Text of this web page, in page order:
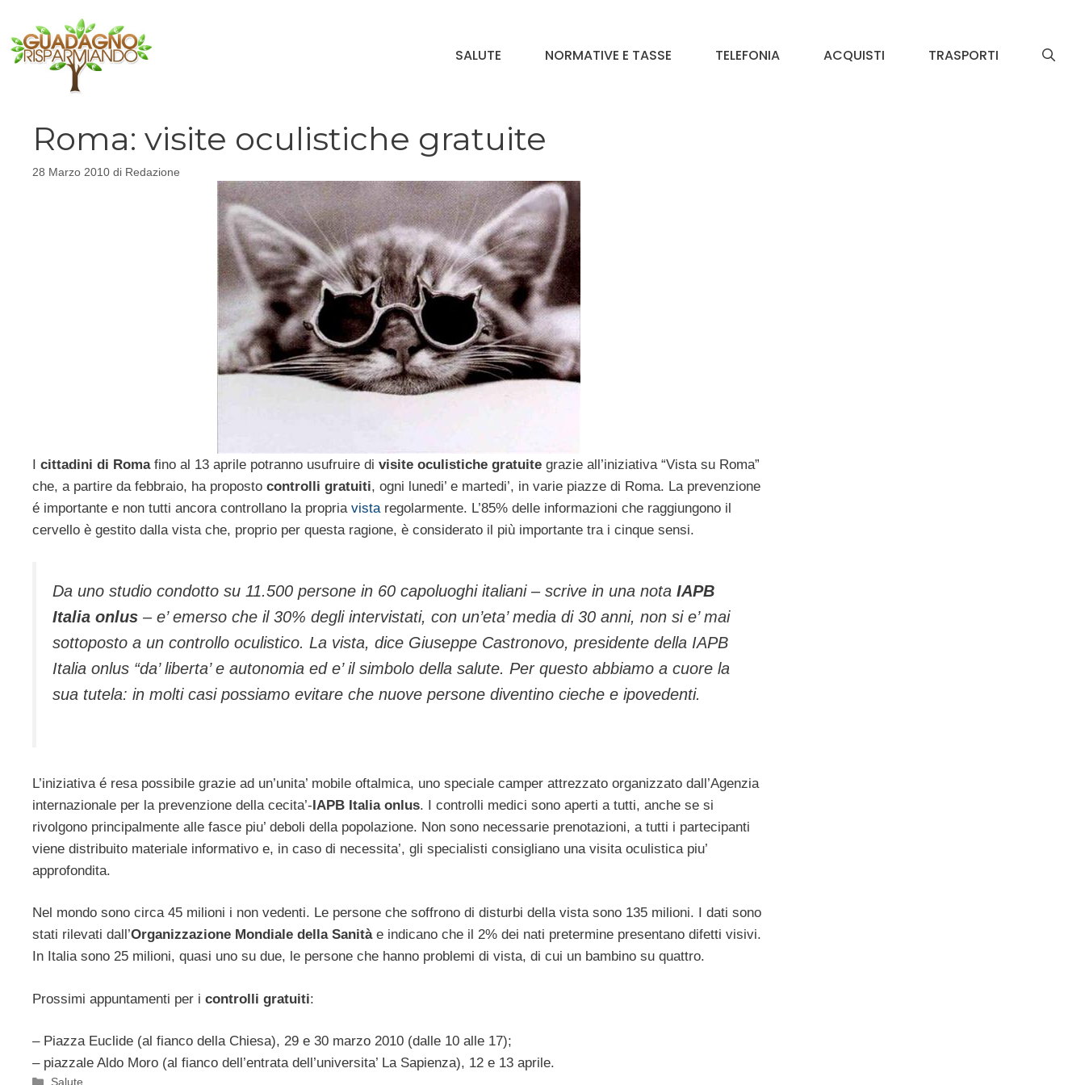
contenuto
SALUTE NORMATIVE E TASSE TELEFONIA ACQUISTI TRASPORTI
Roma: visite oculistiche gratuite
28 Marzo 2010 di Redazione
cittadini di Romafino al 13 aprile potranno usufruire di visite oculistiche gratuite grazie all’iniziativa “Vista su Roma”
che, a partire da febbraio, ha proposto controlli gratuiti, ogni lunedi’ e martedi’, in varie piazze di Roma. La prevenzione
é importante e non tutti ancora controllano la propria vistaregolarmente. L’85% delle informazioni che raggiungono il
cervello è gestito dalla vista che, proprio per questa ragione, è considerato il più importante tra i cinque sensi.
Da uno studio condotto su 11.500 persone in 60 capoluoghi italiani – scrive in una nota IAPB
Italia onlus – e’ emerso che il 30% degli intervistati, con un’eta’ media di 30 anni, non si e’ mai
sottoposto a un controllo oculistico. La vista, dice Giuseppe Castronovo, presidente della IAPB
Italia onlus “da’ liberta’ e autonomia ed e’ il simbolo della salute. Per questo abbiamo a cuore la
sua tutela: in molti casi possiamo evitare che nuove persone diventino cieche e ipovedenti.
L’iniziativa é resa possibile grazie ad un’unita’ mobile oftalmica, uno speciale camper attrezzato organizzato dall’Agenzia
internazionale per la prevenzione della cecita’-IAPB Italia onlus. I controlli medici sono aperti a tutti, anche se si
rivolgono principalmente alle fasce piu’ deboli della popolazione. Non sono necessarie prenotazioni, a tutti i partecipanti
viene distribuito materiale informativo e, in caso di necessita’, gli specialisti consigliano una visita oculistica piu’
approfondita.
Nel mondo sono circa 45 milioni i non vedenti. Le persone che soffrono di disturbi della vista sono 135 milioni. I dati sono
stati rilevati dall’Organizzazione Mondiale della Sanitàe indicano che il 2% dei nati pretermine presentano difetti visivi.
In Italia sono 25 milioni, quasi uno su due, le persone che hanno problemi di vista, di cui un bambino su quattro.
Prossimi appuntamenti per i controlli gratuiti:
– Piazza Euclide (al fianco della Chiesa), 29 e 30 marzo 2010 (dalle 10 alle 17);
– piazzale Aldo Moro (al fianco dell’entrata dell’universita’ La Sapienza), 12 e 13 aprile.
Categorie
Salute